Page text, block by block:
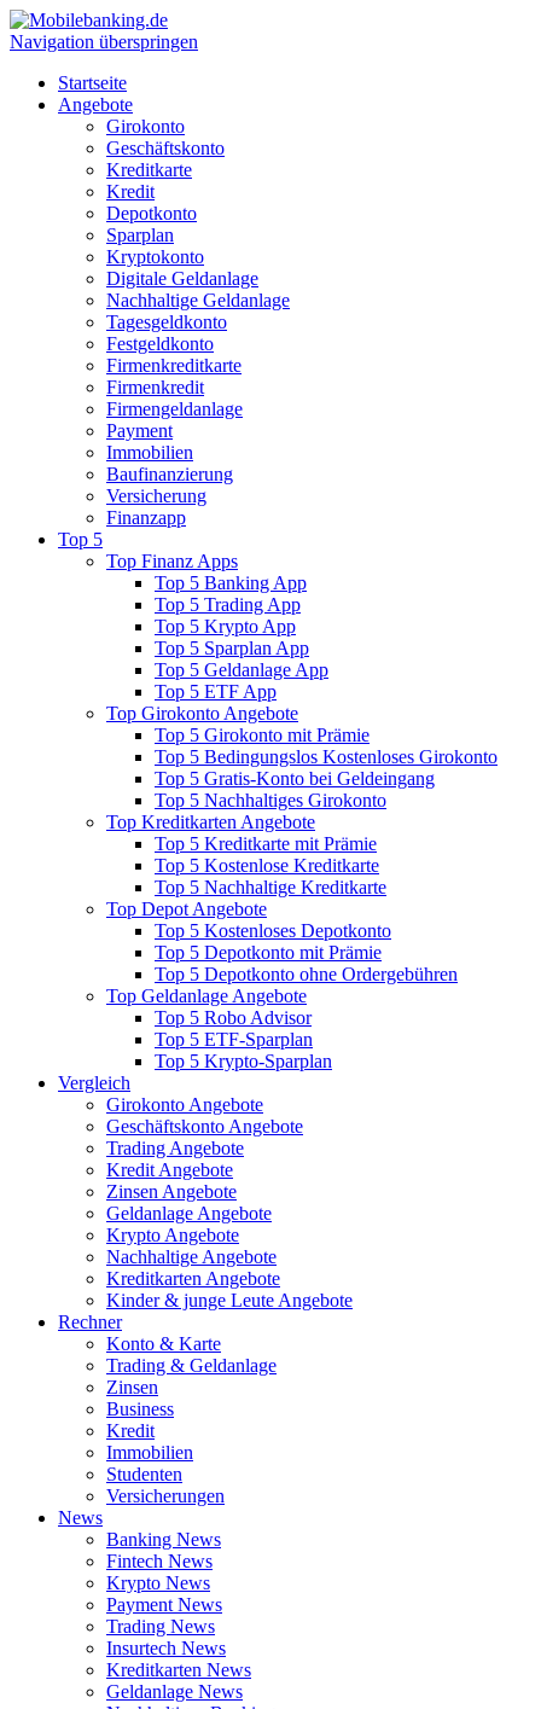
Navigation überspringen
Startseite
Angebote
Girokonto
Geschäftskonto
Kreditkarte
Kredit
Depotkonto
Sparplan
Kryptokonto
Digitale Geldanlage
Nachhaltige Geldanlage
Tagesgeldkonto
Festgeldkonto
Firmenkreditkarte
Firmenkredit
Firmengeldanlage
Payment
Immobilien
Baufinanzierung
Versicherung
Finanzapp
Top 5
Top Finanz Apps
Top 5 Banking App
Top 5 Trading App
Top 5 Krypto App
Top 5 Sparplan App
Top 5 Geldanlage App
Top 5 ETF App
Top Girokonto Angebote
Top 5 Girokonto mit Prämie
Top 5 Bedingungslos Kostenloses Girokonto
Top 5 Gratis-Konto bei Geldeingang
Top 5 Nachhaltiges Girokonto
Top Kreditkarten Angebote
Top 5 Kreditkarte mit Prämie
Top 5 Kostenlose Kreditkarte
Top 5 Nachhaltige Kreditkarte
Top Depot Angebote
Top 5 Kostenloses Depotkonto
Top 5 Depotkonto mit Prämie
Top 5 Depotkonto ohne Ordergebühren
Top Geldanlage Angebote
Top 5 Robo Advisor
Top 5 ETF-Sparplan
Top 5 Krypto-Sparplan
Vergleich
Girokonto Angebote
Geschäftskonto Angebote
Trading Angebote
Kredit Angebote
Zinsen Angebote
Geldanlage Angebote
Krypto Angebote
Nachhaltige Angebote
Kreditkarten Angebote
Kinder & junge Leute Angebote
Rechner
Konto & Karte
Trading & Geldanlage
Zinsen
Business
Kredit
Immobilien
Studenten
Versicherungen
News
Banking News
Fintech News
Krypto News
Payment News
Trading News
Insurtech News
Kreditkarten News
Geldanlage News